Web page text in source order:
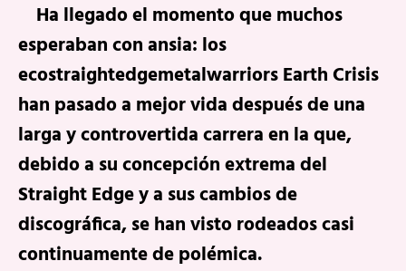
Ha llegado el momento que muchos
esperaban con ansia: los
ecostraightedgemetalwarriors Earth Crisis
han pasado a mejor vida después de una
larga y controvertida carrera en la que,
debido a su concepción extrema del
Straight Edge y a sus cambios de
discográfica, se han visto rodeados casi
continuamente de polémica.